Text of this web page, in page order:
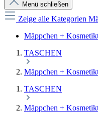
Menü schließen
Zeige alle Kategorien
Mäppchen +
TASCHEN
Mäppchen +
TASCHEN
Mäppchen +